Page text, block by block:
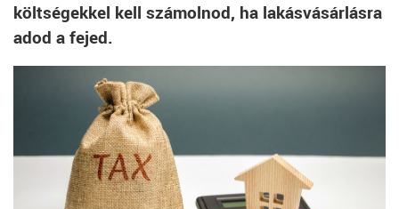
költségekkel kell számolnod, ha lakásvásárlásra
adod a fejed.